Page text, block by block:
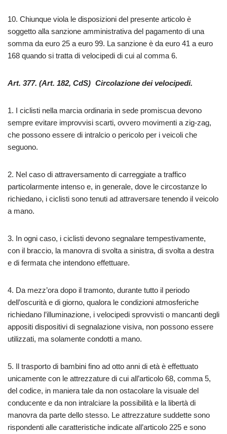
10. Chiunque viola le disposizioni del presente articolo è
soggetto alla sanzione amministrativa del pagamento di una
somma da euro 25 a euro 99. La sanzione è da euro 41 a euro
168 quando si tratta di velocipedi di cui al comma 6.
Art. 377. (Art. 182, CdS) Circolazione dei velocipedi.
1. I ciclisti nella marcia ordinaria in sede promiscua devono
sempre evitare improvvisi scarti, ovvero movimenti a zig-zag,
che possono essere di intralcio o pericolo per i veicoli che
seguono.
2. Nel caso di attraversamento di carreggiate a traffico
particolarmente intenso e, in generale, dove le circostanze lo
richiedano, i ciclisti sono tenuti ad attraversare tenendo il veicolo
a mano.
3. In ogni caso, i ciclisti devono segnalare tempestivamente,
con il braccio, la manovra di svolta a sinistra, di svolta a destra
e di fermata che intendono effettuare.
4. Da mezz’ora dopo il tramonto, durante tutto il periodo
dell’oscurità e di giorno, qualora le condizioni atmosferiche
richiedano l’illuminazione, i velocipedi sprovvisti o mancanti degli
appositi dispositivi di segnalazione visiva, non possono essere
utilizzati, ma solamente condotti a mano.
5. Il trasporto di bambini fino ad otto anni di età è effettuato
unicamente con le attrezzature di cui all’articolo 68, comma 5,
del codice, in maniera tale da non ostacolare la visuale del
conducente e da non intralciare la possibilità e la libertà di
manovra da parte dello stesso. Le attrezzature suddette sono
rispondenti alle caratteristiche indicate all’articolo 225 e sono